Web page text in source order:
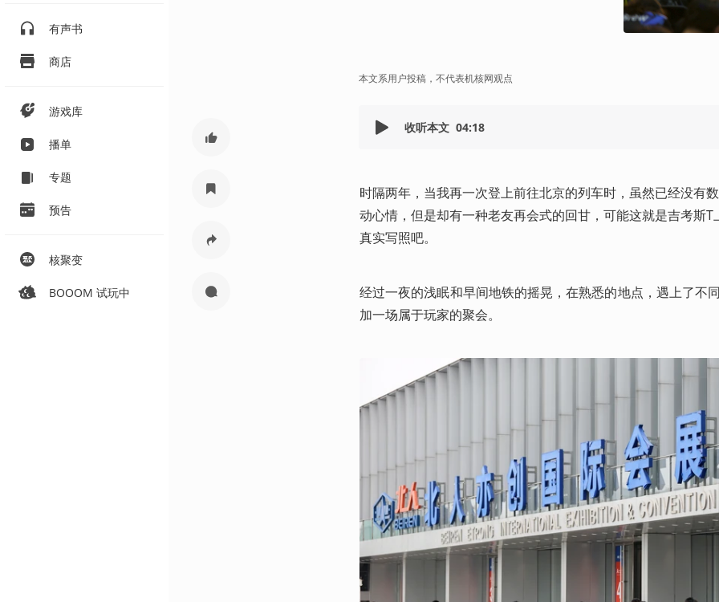
有声书
商店
游戏库
播单
专题
预告
核聚变
BOOOM 试玩中
本文系用户投稿，不代表机核网观点
收听本文 04:18
时隔两年，当我再一次登上前往北京的列车时，虽然已经没有
动心情，但是却有一种老友再会式的回甘，可能这就是吉考斯T
真实写照吧。
经过一夜的浅眠和早间地铁的摇晃，在熟悉的地点，遇上了不
加一场属于玩家的聚会。